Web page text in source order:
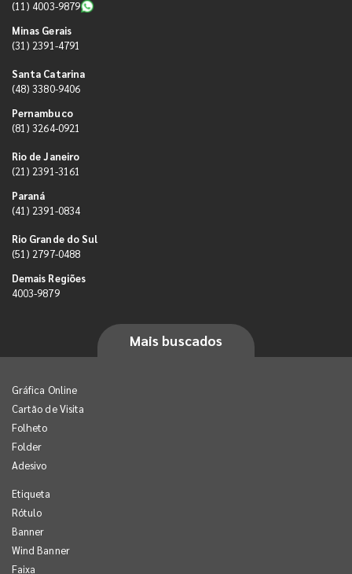
(11) 4003-9879
Minas Gerais
(31) 2391-4791
Santa Catarina
(48) 3380-9406
Pernambuco
(81) 3264-0921
Rio de Janeiro
(21) 2391-3161
Paraná
(41) 2391-0834
Rio Grande do Sul
(51) 2797-0488
Demais Regiões
4003-9879
Mais buscados
Gráfica Online
Cartão de Visita
Folheto
Folder
Adesivo
Etiqueta
Rótulo
Banner
Wind Banner
Faixa